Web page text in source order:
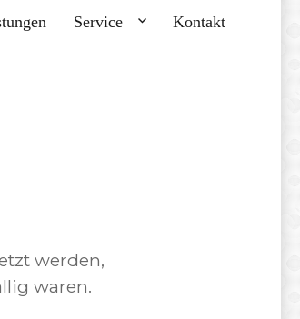
Service Kontakt
werden,
waren.